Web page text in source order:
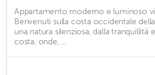
Appartamento moderno e luminoso
Benvenuti sulla costa occidentale
una natura silenziosa, dalla
costa, onde, ...